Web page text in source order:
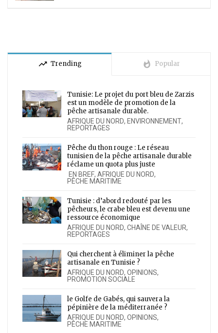
trending_up Trending whatshot Popular
Tunisie: Le projet du port bleu de Zarzis
est un modèle de promotion de la
pêche artisanale durable.
AFRIQUE DU NORD, ENVIRONNEMENT,
REPORTAGES
Pêche du thon rouge : Le réseau
tunisien de la pêche artisanale durable
réclame un quota plus juste
EN BREF, AFRIQUE DU NORD,
PÊCHE MARITIME
Tunisie : d’abord redouté par les
pêcheurs, le crabe bleu est devenu une
ressource économique
AFRIQUE DU NORD, CHAÎNE DE VALEUR,
REPORTAGES
Qui cherchent à éliminer la pêche
artisanale en Tunisie ?
AFRIQUE DU NORD, OPINIONS,
PROMOTION SOCIALE
le Golfe de Gabés, qui sauvera la
pépinière de la méditerranée ?
AFRIQUE DU NORD, OPINIONS,
PÊCHE MARITIME